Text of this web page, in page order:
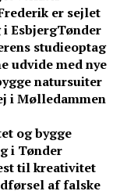
er sejlet
EsbjergTønder
studieoptag
udvide med nye
natursuiter
i Mølledammen
og bygge
i Tønder
til kreativitet
af falske